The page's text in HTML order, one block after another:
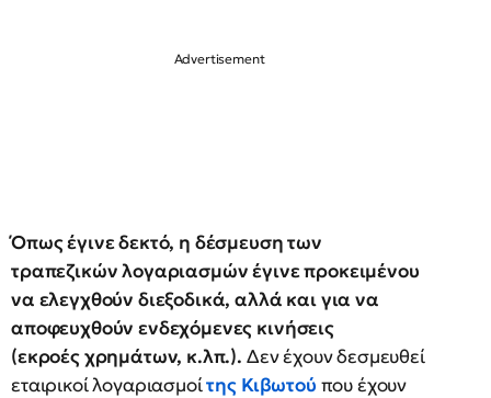
Όπως έγινε δεκτό, η δέσμευση των
τραπεζικών λογαριασμών έγινε προκειμένου
να ελεγχθούν διεξοδικά, αλλά και για να
αποφευχθούν ενδεχόμενες κινήσεις
(εκροές χρημάτων, κ.λπ.). Δεν έχουν δεσμευθεί
εταιρικοί λογαριασμοίτης Κιβωτού που έχουν